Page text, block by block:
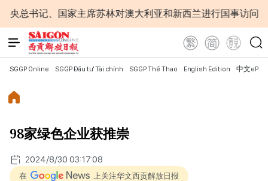
记、国家主席苏林对澳大利亚和新西兰进行国事访问 为
SGGP Online SGGP Đầu tư Tài chính SGGP Thể Thao English Edition 中文
98家绿色企业获推崇
2024/8/30 03:17:08
在 上关注华文西贡解放日报